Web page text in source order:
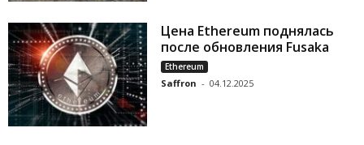
Цена Ethereum поднялась
после обновления Fusaka
Ethereum
Saffron - 04.12.2025